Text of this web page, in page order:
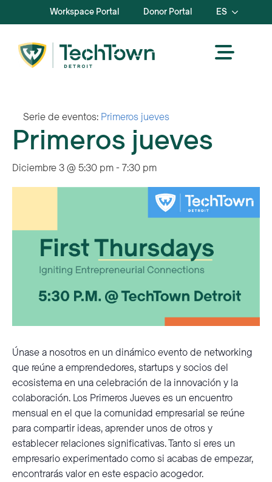
Workspace Portal Donor Portal ES
Serie de eventos: Primeros jueves
Primeros jueves
Diciembre 3 @ 5:30 pm- 7:30 pm
Únase a nosotros en un dinámico evento de networking
que reúne a emprendedores, startups y socios del
ecosistema en una celebración de la innovación y la
colaboración. Los Primeros Jueves es un encuentro
mensual en el que la comunidad empresarial se reúne
para compartir ideas, aprender unos de otros y
establecer relaciones significativas. Tanto si eres un
empresario experimentado como si acabas de empezar,
encontrarás valor en este espacio acogedor.